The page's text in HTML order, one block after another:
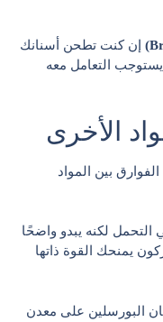
إن كنت تطحن أسنانك
يستوجب التعامل معه
الأخرى
بين المواد
التحمل لكنه يبدو واضحًا
يمنحك القوة ذاتها
البورسلين على معدن